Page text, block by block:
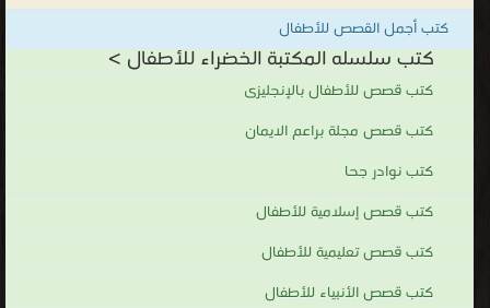
كتب أجمل القصص للأطفال
كتب سلسله المكتبة الخضراء للأطفال >
كتب قصص للأطفال بالإنجليزى
كتب قصص مجلة براعم الايمان
كتب نوادر جحا
كتب قصص إسلامية للأطفال
كتب قصص تعليمية للأطفال
كتب قصص الأنبياء للأطفال